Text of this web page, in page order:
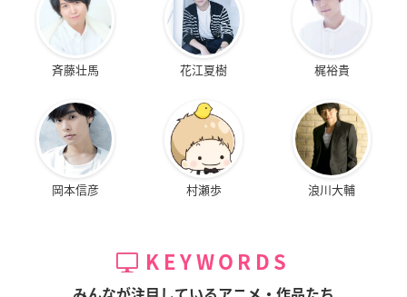
斉藤壮馬 花江夏樹 梶裕貴
岡本信彦 村瀬歩 浪川大輔
KEYWORDS
みんなが注目しているアニメ・作品たち